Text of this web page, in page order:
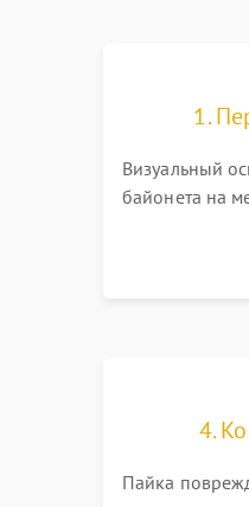
1.
Визуальный
байонета на
Проверка
4.
Пайка